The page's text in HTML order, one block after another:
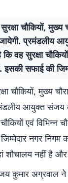
चौकियों,
जायेगी.
कि वह सुरक्षा
इसकी सफाई की
चौकियों, मुख्य
आयुक्त
चौकियों एवं
नगर
शौचालय नहीं है और
अग्रवाल ने